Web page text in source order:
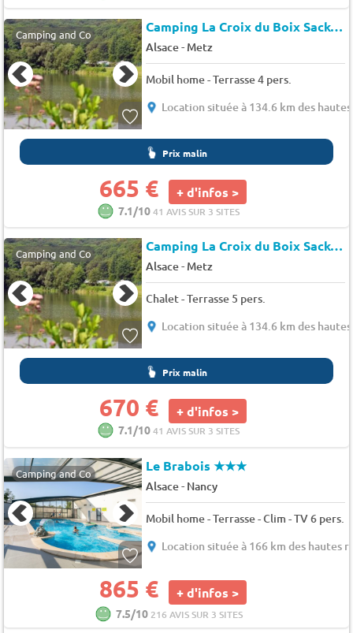
Camping and Co Camping La Croix du Boix Sacker à Burtoncourt
Alsace- Metz
Mobil home - Terrasse 4 pers.
Location située à 134.6 km des
Prix malin
665 € + d'infos >
7.1/1041 AVIS SUR 3 SITES
Camping and Co Camping La Croix du Boix Sacker à Burtoncourt
Alsace- Metz
Chalet - Terrasse 5 pers.
Location située à 134.6 km des
Prix malin
670 € + d'infos >
7.1/1041 AVIS SUR 3 SITES
Camping and Co Le Brabois★★★
Alsace- Nancy
Mobil home - Terrasse - Clim - TV 6 pers.
Location située à 166 km des hautes
865 € + d'infos >
7.5/10 216 AVIS SUR 3 SITES